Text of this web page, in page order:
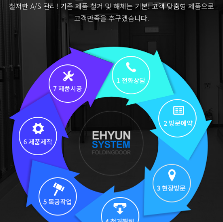
철저한 A/S 관리! 기존 제품 철거 및 해체는 기본! 고객 맞춤형 제품으로
고객만족을 추구겠습니다.